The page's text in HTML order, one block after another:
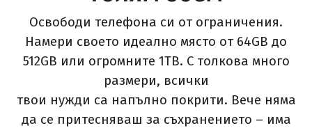
Освободи телефона си от ограничения.
Намери своето идеално място от 64GB до
512GB или огромните 1TB. С толкова много
размери, всички
твои нужди са напълно покрити. Вече няма
да се притесняваш за съхранението – има